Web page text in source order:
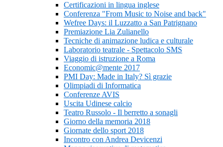
Certificazioni in lingua inglese
Conferenza "From Music to Noise and back"
Wefree Days: il Luzzatto a San Patrignano
Premiazione Lia Zulianello
Tecniche di animazione ludica e culturale
Laboratorio teatrale - Spettacolo SMS
Viaggio di istruzione a Roma
Economic@mente 2017
PMI Day: Made in Italy? Sì grazie
Olimpiadi di Informatica
Conferenze AVIS
Uscita Udinese calcio
Teatro Russolo - Il berretto a sonagli
Giorno della memoria 2018
Giornate dello sport 2018
Incontro con Andrea Devicenzi